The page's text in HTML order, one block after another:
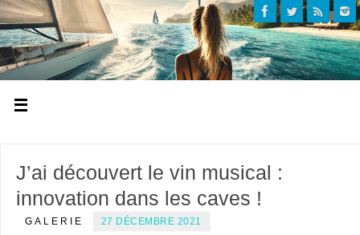
J’ai découvert le vin musical :
innovation dans les caves !
GALERIE 27 DÉCEMBRE 2021